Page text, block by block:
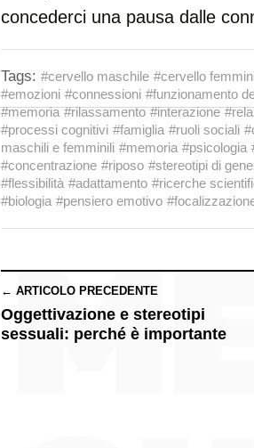
concederci una pausa dalle
Tags: #cervello maschile #cervello
#emozioni #connessioni #funzionamento
#memoria #rilassamento #interazione
#processi cognitivi #famiglia #ruoli sociali
maschili e femminili #memoria #psicologia
#concentrazione #riposo #stereotipi di
#flessibilità #adattamento #ricerche
#biologia #pensiero emotivo
← ARTICOLO PRECEDENTE
Oggettivazione e stereotipi
sessuali: perché è importante